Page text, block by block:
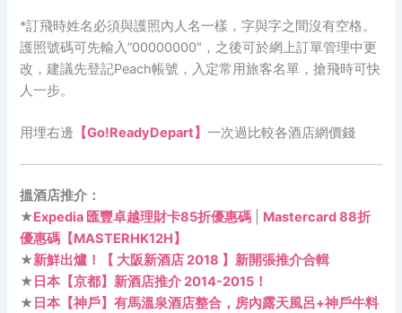
*訂飛時姓名必須與護照內人名一樣，字與字之間沒有空格。
護照號碼可先輸入”00000000″，之後可於網上訂單管理中更
改，建議先登記Peach帳號，入定常用旅客名單，搶飛時可快
人一步。
用埋右邊 【Go!ReadyDepart】一次過比較各酒店網價錢
搵酒店推介：
★Expedia 匯豐卓越理財卡85折優惠碼
Mastercard 88折
優惠碼【MASTERHK12H】
★新鮮出爐！【 大阪新酒店 2018 】新開張推介合輯
★ 日本【京都】新酒店推介 2014-2015！
★ 日本【神戶】有馬溫泉酒店整合，房內露天風呂+神戶牛料